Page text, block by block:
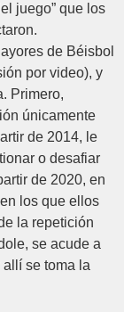
juego” que los
de Béisbol
por video), y
Primero,
únicamente
de 2014, le
o desafiar
de 2020, en
los que ellos
la repetición
se acude a
se toma la